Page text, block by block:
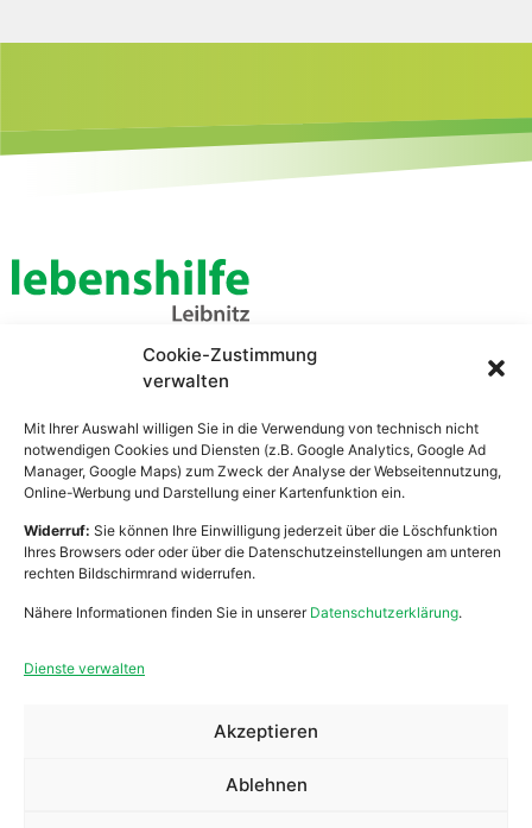
Cookie-Zustimmung
verwalten
Mit Ihrer Auswahl willigen Sie in die Verwendung von technisch nicht
notwendigen Cookies und Diensten (z.B. Google Analytics, Google Ad
Manager, Google Maps) zum Zweck der Analyse der Webseitennutzung,
Online-Werbung und Darstellung einer Kartenfunktion ein.
Widerruf: Sie können Ihre Einwilligung jederzeit über die Löschfunktion
Ihres Browsers oder oder über die Datenschutzeinstellungen am unteren
rechten Bildschirmrand widerrufen.
Nähere Informationen finden Sie in unserer Datenschutzerklärung.
Dienste verwalten
Akzeptieren
Ablehnen
Lebenshilfe Leibnitz
Zentrale Verwaltung
8430 Leibnitz
Arbeiten
Praktikum
Kontakt